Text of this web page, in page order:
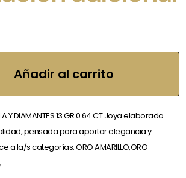
Añadir al carrito
Y DIAMANTES 13 GR 0.64 CT Joya elaborada
pensada para aportar elegancia y
a la/s categorías: ORO AMARILLO,ORO